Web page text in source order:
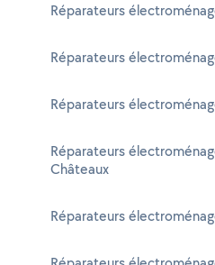
Réparateurs
Réparateurs
Réparateurs
Réparateurs
Châteaux
Réparateurs